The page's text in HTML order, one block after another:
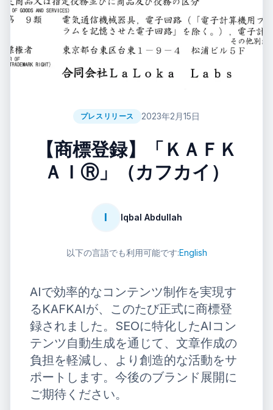
プレスリリース 2023年2月15日
【商標登録】「ＫＡＦＫ
ＡＩⓇ」（カフカイ）
I Iqbal Abdullah
以下の言語でも利用可能です:English
AIで効率的なコンテンツ制作を実現す
るKAFKAIが、このたび正式に商標登
録されました。SEOに特化したAIコン
テンツ自動生成を通じて、文章作成の
負担を軽減し、より創造的な活動をサ
ポートします。今後のブランド展開に
ご期待ください。